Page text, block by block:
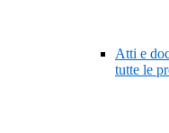
Atti e
tutte le